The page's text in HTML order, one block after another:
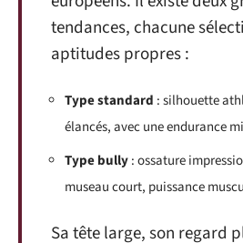
tendances, chacune
aptitudes propres :
Type standard : silhouette
élancés, avec une endurance
Type bully: ossature
museau court, puissance
Sa tête large, son regard